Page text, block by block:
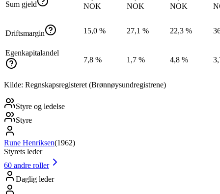
Sum gjeld
NOK
NOK
NOK
Driftsmargin 15,0 % 27,1 % 22,3 %
Egenkapitalandel
7,8 %
1,7 % 4,8 %
Kilde: Regnskapsregisteret (Brønnøysundregistrene)
Styre og ledelse
Styre
Rune Henriksen(1962)
Styrets leder
60 andre roller
Daglig leder